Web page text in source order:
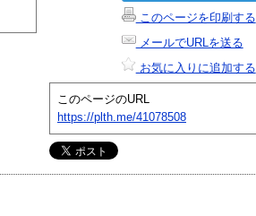
このページを印刷する
メールでURLを送る
お気に入りに追加する
このページのURL
https://plth.me/41078508